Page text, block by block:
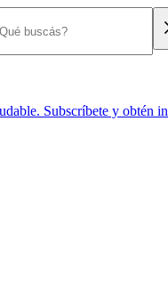
Subscríbete y obtén